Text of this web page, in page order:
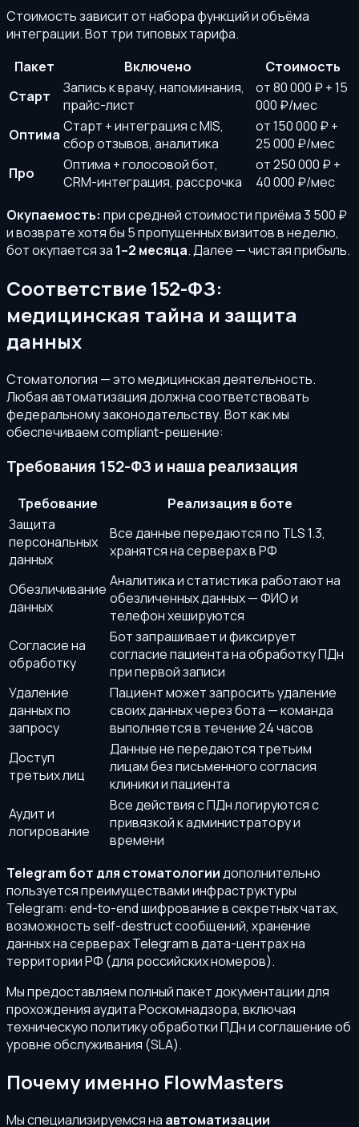
Стоимость зависит от набора функций и объёма
интеграции. Вот три типовых тарифа.
Пакет
Включено
Стоимость
Старт
Запись к врачу, напоминания,
прайс-лист
от 80 000 ₽ + 15
000 ₽/мес
Оптима Старт + интеграция с MIS,
сбор отзывов, аналитика
от 150 000 ₽ +
25 000 ₽/мес
Про
Оптима + голосовой бот,
CRM-интеграция, рассрочка
от 250 000 ₽ +
40 000 ₽/мес
Окупаемость: при средней стоимости приёма 3 500 ₽
и возврате хотя бы 5 пропущенных визитов в неделю,
бот окупается за 1–2 месяца. Далее — чистая прибыль.
Соответствие 152-ФЗ:
медицинская тайна и защита
данных
Стоматология — это медицинская деятельность.
Любая автоматизация должна соответствовать
федеральному законодательству. Вот как мы
обеспечиваем compliant-решение:
Требования 152-ФЗ и наша реализация
Требование
Реализация в боте
Защита
персональных
данных
Все данные передаются по TLS 1.3,
хранятся на серверах в РФ
Обезличивание
данных
Аналитика и статистика работают на
обезличенных данных — ФИО и
телефон хешируются
Согласие на
обработку
Бот запрашивает и фиксирует
согласие пациента на обработку ПДн
при первой записи
Удаление
данных по
запросу
Пациент может запросить удаление
своих данных через бота — команда
выполняется в течение 24 часов
Доступ
третьих лиц
Данные не передаются третьим
лицам без письменного согласия
клиники и пациента
Аудит и
логирование
Все действия с ПДн логируются с
привязкой к администратору и
времени
Telegram бот для стоматологиидополнительно
пользуется преимуществами инфраструктуры
Telegram: end-to-end шифрование в секретных чатах,
возможность self-destruct сообщений, хранение
данных на серверах Telegram в дата-центрах на
территории РФ (для российских номеров).
Мы предоставляем полный пакет документации для
прохождения аудита Роскомнадзора, включая
техническую политику обработки ПДн и соглашение об
уровне обслуживания (SLA).
Почему именно FlowMasters
Мы специализируемся на автоматизации